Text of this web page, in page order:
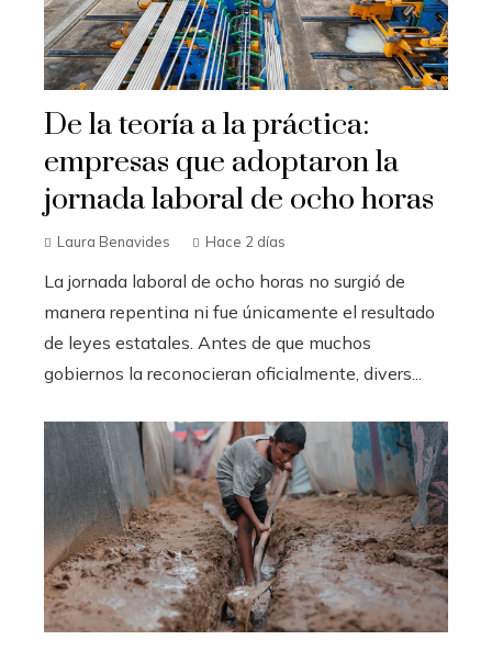
De la teoría a la práctica:
empresas que adoptaron la
jornada laboral de ocho horas
Laura Benavides Hace 2 días
La jornada laboral de ocho horas no surgió de
manera repentina ni fue únicamente el resultado
de leyes estatales. Antes de que muchos
gobiernos la reconocieran oficialmente, divers...